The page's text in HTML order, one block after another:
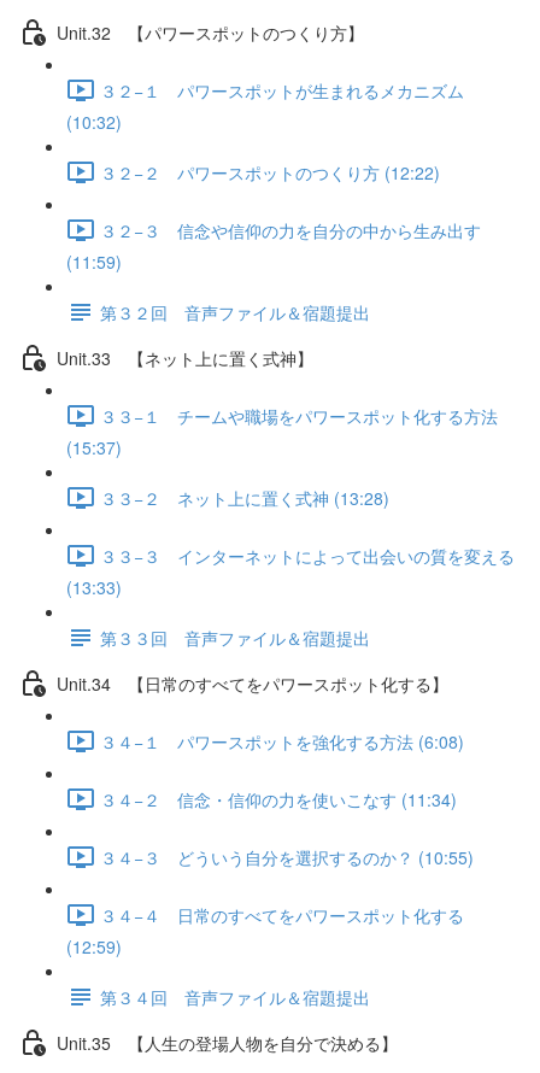
Unit.32 【パワースポットのつくり方】
３２−１ パワースポットが生まれるメカニズム
(10:32)
３２−２ パワースポットのつくり方 (12:22)
３２−３ 信念や信仰の力を自分の中から生み出す
(11:59)
第３２回 音声ファイル＆宿題提出
Unit.33 【ネット上に置く式神】
３３−１ チームや職場をパワースポット化する方法
(15:37)
３３−２ ネット上に置く式神 (13:28)
３３−３ インターネットによって出会いの質を変える
(13:33)
第３３回 音声ファイル＆宿題提出
Unit.34 【日常のすべてをパワースポット化する】
３４−１ パワースポットを強化する方法 (6:08)
３４−２ 信念・信仰の力を使いこなす (11:34)
３４−３ どういう自分を選択するのか？ (10:55)
３４−４ 日常のすべてをパワースポット化する
(12:59)
第３４回 音声ファイル＆宿題提出
Unit.35 【人生の登場人物を自分で決める】